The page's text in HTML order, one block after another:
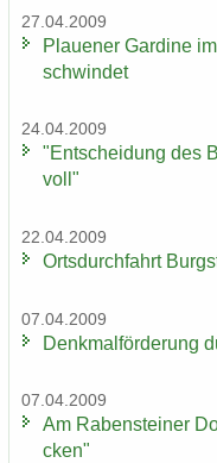
27.04.2009
Plaue­ner Gar­di­ne
schwin­det
24.04.2009
"Ent­schei­dung des
voll"
22.04.2009
Orts­durch­fahrt
07.04.2009
Denk­mal­för­de­rung
07.04.2009
Am Ra­ben­stei­ner
cken"